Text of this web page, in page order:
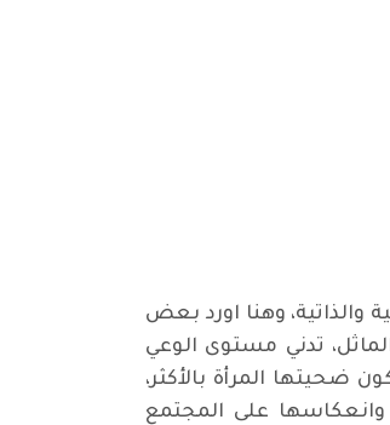
وهنا اورد بعض
تدني مستوى الوعي
ضحيتها المرأة بالأكثر،
وانعكاسها على المجتمع